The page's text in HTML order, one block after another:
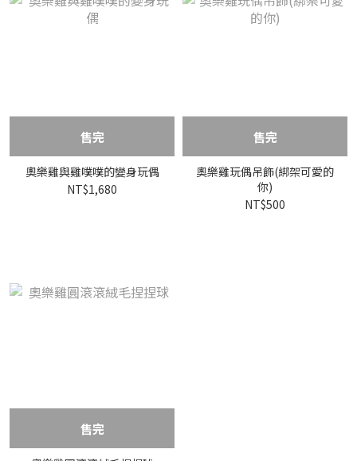
售完
奧樂雞與雞噗噗的變身玩偶
NT$1,680
售完
奧樂雞玩偶吊飾(綁架可愛的
你)
NT$500
售完